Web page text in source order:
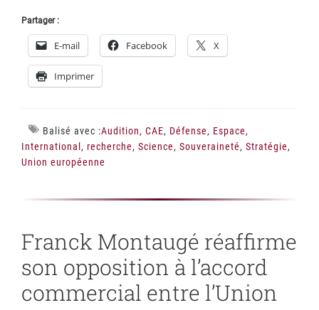
Partager :
E-mail Facebook X
Imprimer
Balisé avec :Audition, CAE, Défense, Espace,
International , recherche, Science, Souveraineté, Stratégie,
Union européenne
Franck Montaugé réaffirme
son opposition à l’accord
commercial entre l’Union